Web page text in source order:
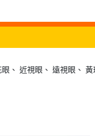
、 近視眼、 遠視眼、